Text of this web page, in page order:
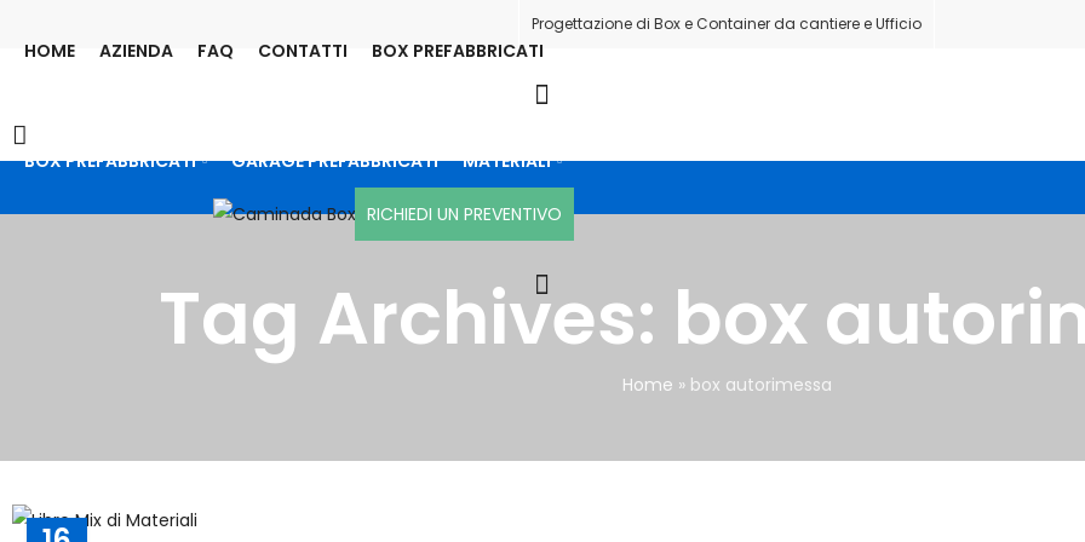
Progettazione di Box e Container da cantiere e Ufficio
HOME AZIENDA FAQ CONTATTI BOX PREFABBRICATI
BOX PREFABBRICATI GARAGE PREFABBRICATI MATERIALI
RICHIEDI UN PREVENTIVO
Tag Archives: box
Home » box autorimessa